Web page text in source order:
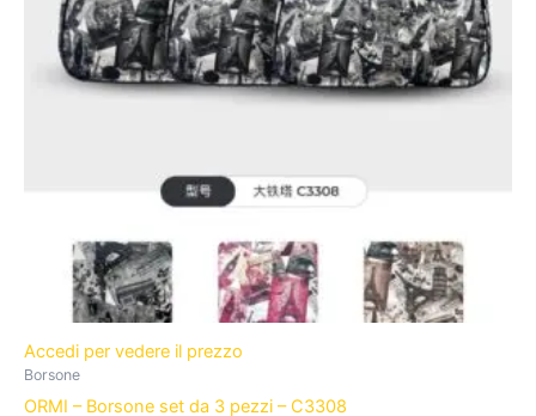
Accedi per vedere il prezzo
Borsone
ORMI – Borsone set da 3 pezzi – C3308